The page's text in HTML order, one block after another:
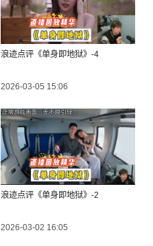
浪迹点评《单身即地狱》-4
2026-03-05 15:06
浪迹点评《单身即地狱》-2
2026-03-02 16:05